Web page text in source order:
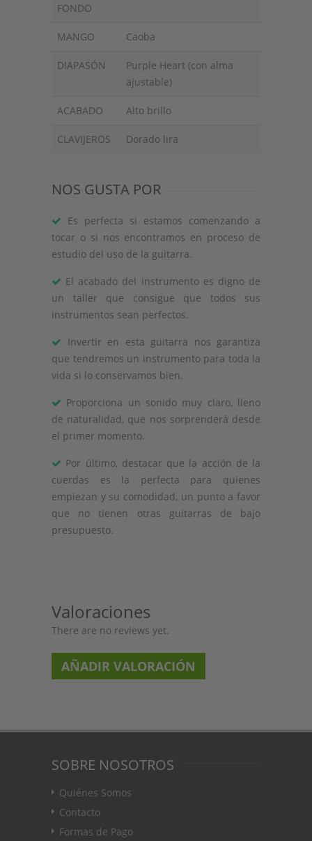
FONDO
MANGO Caoba
DIAPASÓN
Purple Heart (con alma
ajustable)
ACABADO Alto brillo
CLAVIJEROS Dorado lira
NOS GUSTA POR
Es perfecta si estamos comenzando a
tocar o si nos encontramos en proceso de
estudio del uso de la guitarra.
El acabado del instrumento es digno de
un taller que consigue que todos sus
instrumentos sean perfectos.
Invertir en esta guitarra nos garantiza
que tendremos un instrumento para toda la
vida si lo conservamos bien.
Proporciona un sonido muy claro, lleno
de naturalidad, que nos sorprenderá desde
el primer momento.
Por último, destacar que la acción de la
cuerdas es la perfecta para quienes
empiezan y su comodidad, un punto a favor
que no tienen otras guitarras de bajo
presupuesto.
Valoraciones
There are no reviews yet.
AÑADIR VALORACIÓN
SOBRE NOSOTROS
Quiénes Somos
Contacto
Formas de Pago